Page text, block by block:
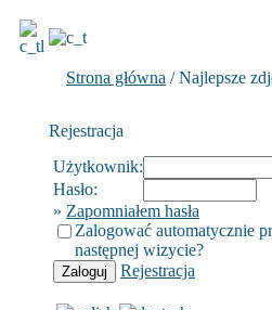
Strona główna / Najlepsze
Rejestracja
Użytkownik:
Hasło:
» Zapomniałem hasła
Zalogować automatycznie
następnej wizycie?
Rejestracja